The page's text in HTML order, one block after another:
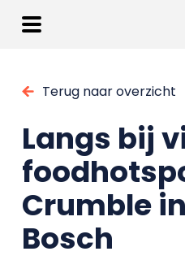
Terug naar overzicht
Langs bij
Crumble
Bosch